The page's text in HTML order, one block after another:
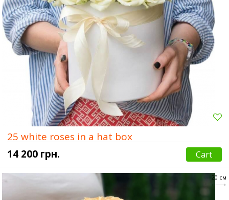
25 white roses in a hat box
14 200 грн.
Cart
20 см